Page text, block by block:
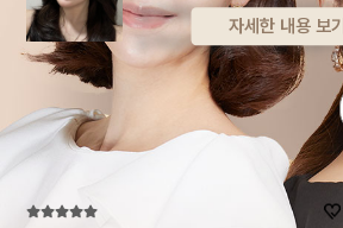
울쎄라랑 리쥬란힐러,아이리
남겨요!저는 몰려 있는 볼살이
안그래도 얇은 피부에 처지는
몰리면서ㅠ얼굴형이 부해 보
않는게 너무 스트레스였거든
리프팅으로 유명한 병원을 찾
3월이벤트로 울쎄라,리쥬란
묶인조합을 추천해주셔서 가
자세한 내용 보